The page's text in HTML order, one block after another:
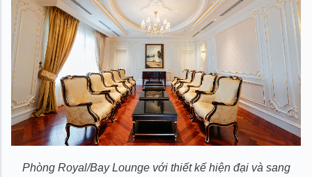
Phòng Royal/Bay Lounge với thiết kế hiện đại và sang